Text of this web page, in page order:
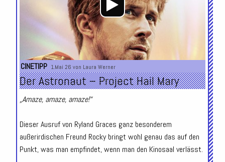
CINETIPP 1.Mai 26 von Laura Werner
Der Astronaut – Project Hail Mary
„Amaze, amaze, amaze!“
Dieser Ausruf von Ryland Graces ganz besonderem
außerirdischen Freund Rocky bringt wohl genau das auf den
Punkt, was man empfindet, wenn man den Kinosaal verlässt.